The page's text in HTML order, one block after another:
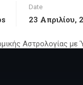
Date
23 Απριλίου,
Αστρολογίας με